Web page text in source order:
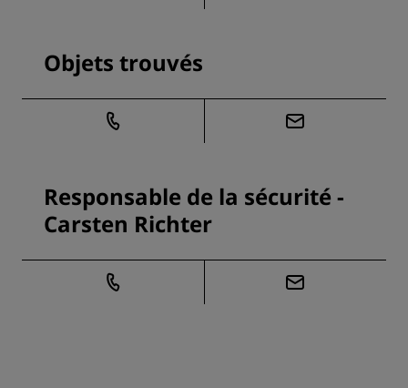
Objets trouvés
Responsable de la sécurité -
Carsten Richter